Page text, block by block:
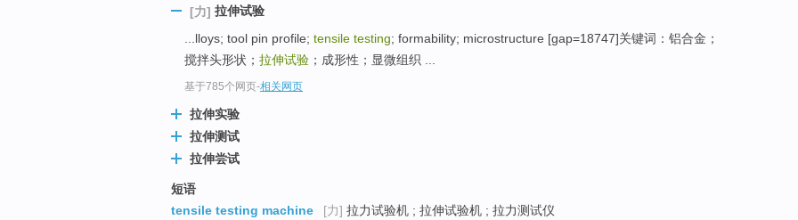
[力] 拉伸试验
...lloys; tool pin profile; tensile testing; formability; microstructure [gap=18747]关键词：铝合金；
搅拌头形状； 拉伸试验 ；成形性；显微组织 ...
基于785个网页-相关网页
拉伸实验
拉伸测试
拉伸尝试
短语
tensile testing machine
[力] 拉力试验机 ; 拉伸试验机 ; 拉力测试仪